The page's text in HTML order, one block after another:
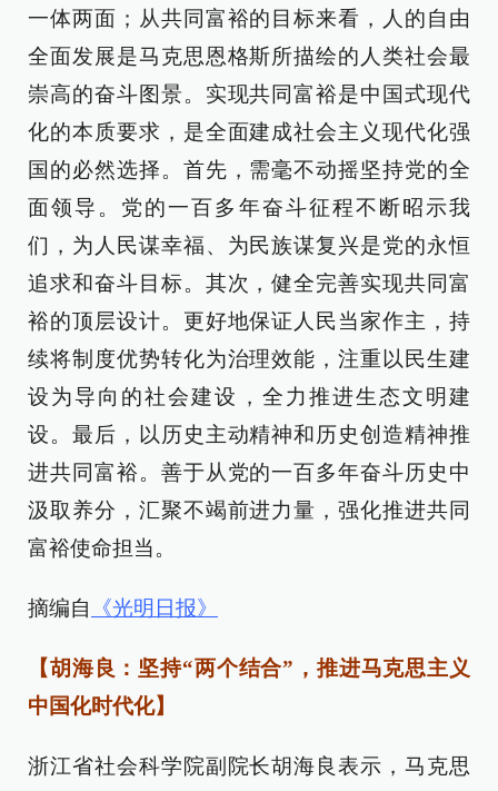
一体两面；从共同富裕的目标来看，人的自由
全面发展是马克思恩格斯所描绘的人类社会最
崇高的奋斗图景。实现共同富裕是中国式现代
化的本质要求，是全面建成社会主义现代化强
国的必然选择。首先，需毫不动摇坚持党的全
面领导。党的一百多年奋斗征程不断昭示我
们，为人民谋幸福、为民族谋复兴是党的永恒
追求和奋斗目标。其次，健全完善实现共同富
裕的顶层设计。更好地保证人民当家作主，持
续将制度优势转化为治理效能，注重以民生建
设为导向的社会建设，全力推进生态文明建
设。最后，以历史主动精神和历史创造精神推
进共同富裕。善于从党的一百多年奋斗历史中
汲取养分，汇聚不竭前进力量，强化推进共同
富裕使命担当。
摘编自 《光明日报》
【胡海良：坚持“两个结合”，推进马克思主义
中国化时代化】
浙江省社会科学院副院长胡海良表示，马克思